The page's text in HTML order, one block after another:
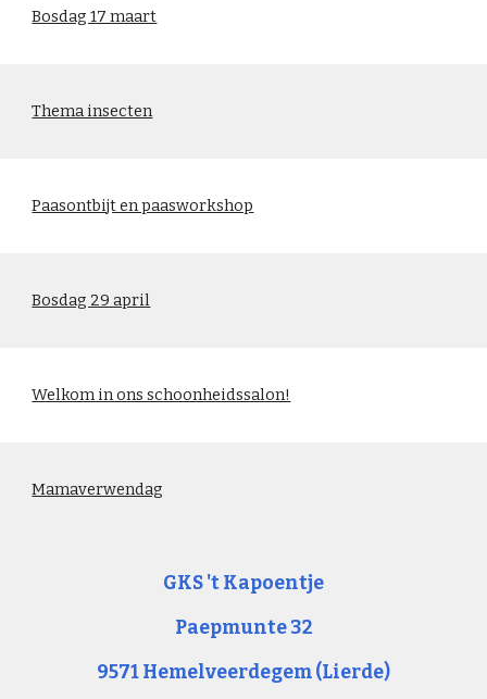
Bosdag 17 maart
Thema insecten
Paasontbijt en paasworkshop
Bosdag 29 april
Welkom in ons schoonheidssalon!
Mamaverwendag
GKS 't Kapoentje
Paepmunte 32
9571 Hemelveerdegem (Lierde)